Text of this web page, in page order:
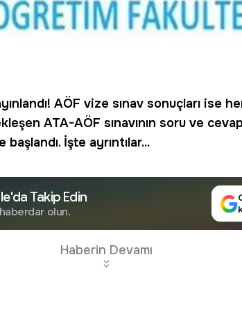
AÖF vize sınav sonuçları ise
ATA-AÖF sınavının soru ve
İşte ayrıntılar...
Takip Edin
olun.
Haberin Devamı